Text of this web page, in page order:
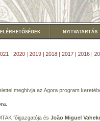
ELÉRHETŐSÉGEK NYITVATARTÁS
| 2020 | 2019 | 2018 | 2017 | 2016 |
meghívja az Agora program
főigazgatója és João Miguel